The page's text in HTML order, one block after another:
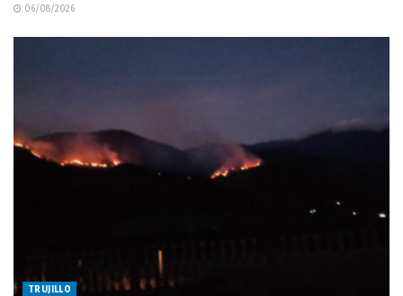
06/08/2026
TRUJILLO